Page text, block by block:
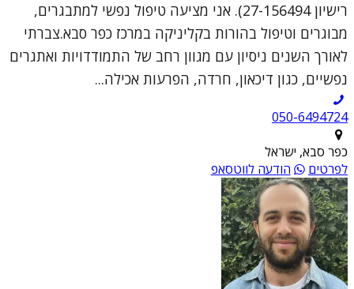
רישיון 27-156494). אני מציעה טיפול נפשי למתבגרים,
מבוגרים וטיפול בהורות בקליניקה במרכז כפר סבא.צברתי
לאורך השנים ניסיון עם מגוון רחב של התמודדויות ואתגרים
נפשיים, כגון דיכאון, חרדה, הפרעות אכילה...
050-6494724
כפר סבא, ישראל
לפרטים
הודעה לווטסאפ